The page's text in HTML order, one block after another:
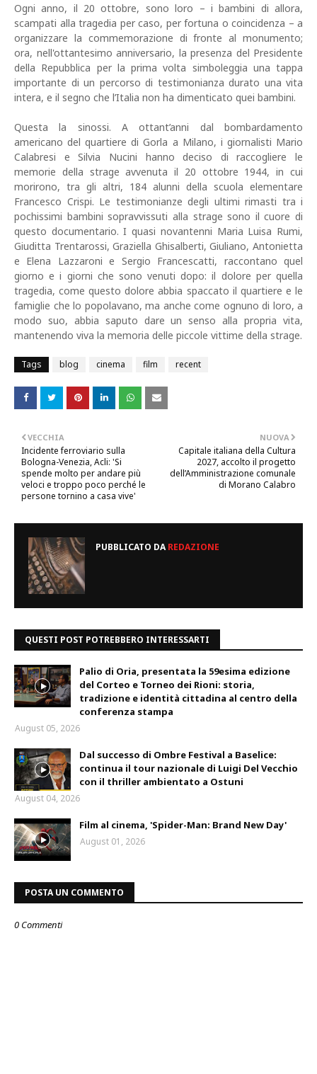
Ogni anno, il 20 ottobre, sono loro – i bambini di allora,
scampati alla tragedia per caso, per fortuna o coincidenza – a
organizzare la commemorazione di fronte al monumento;
ora, nell'ottantesimo anniversario, la presenza del Presidente
della Repubblica per la prima volta simboleggia una tappa
importante di un percorso di testimonianza durato una vita
intera, e il segno che l’Italia non ha dimenticato quei bambini.
Questa la sinossi. A ottant’anni dal bombardamento
americano del quartiere di Gorla a Milano, i giornalisti Mario
Calabresi e Silvia Nucini hanno deciso di raccogliere le
memorie della strage avvenuta il 20 ottobre 1944, in cui
morirono, tra gli altri, 184 alunni della scuola elementare
Francesco Crispi. Le testimonianze degli ultimi rimasti tra i
pochissimi bambini sopravvissuti alla strage sono il cuore di
questo documentario. I quasi novantenni Maria Luisa Rumi,
Giuditta Trentarossi, Graziella Ghisalberti, Giuliano, Antonietta
e Elena Lazzaroni e Sergio Francescatti, raccontano quel
giorno e i giorni che sono venuti dopo: il dolore per quella
tragedia, come questo dolore abbia spaccato il quartiere e le
famiglie che lo popolavano, ma anche come ognuno di loro, a
modo suo, abbia saputo dare un senso alla propria vita,
mantenendo viva la memoria delle piccole vittime della strage.
Tags blog cinema film recent
NUOVA
Capitale italiana della Cultura
2027, accolto il progetto
dell’Amministrazione comunale
di Morano Calabro
VECCHIA
Incidente ferroviario sulla
Bologna-Venezia, Acli: 'Si
spende molto per andare più
veloci e troppo poco perché le
persone tornino a casa vive'
PUBBLICATO DAREDAZIONE
QUESTI POST POTREBBERO INTERESSARTI
Palio di Oria, presentata la 59esima edizione
del Corteo e Torneo dei Rioni: storia,
tradizione e identità cittadina al centro della
conferenza stampa
August 05, 2026
Dal successo di Ombre Festival a Baselice:
continua il tour nazionale di Luigi Del Vecchio
con il thriller ambientato a Ostuni
August 04, 2026
Film al cinema, 'Spider-Man: Brand New Day'
August 01, 2026
POSTA UN COMMENTO
0 Commenti